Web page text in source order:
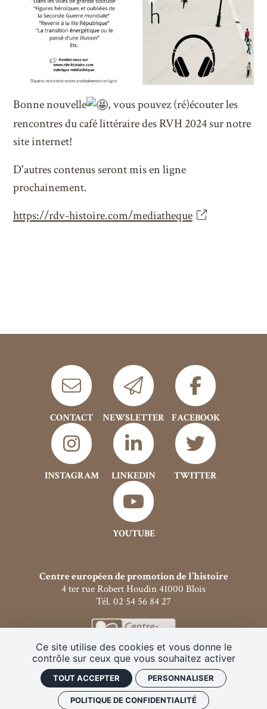
Ce site utilise des cookies et vous donne le
contrôle sur ceux que vous souhaitez activer
TOUT ACCEPTER PERSONNALISER
POLITIQUE DE CONFIDENTIALITÉ
Bonne nouvelle
, vous pouvez (ré)écouter les
rencontres du café littéraire des RVH 2024 sur notre
site internet!
D'autres contenus seront mis en ligne
prochainement.
https://rdv-histoire.com/mediatheque
CONTACT NEWSLETTER FACEBOOK
INSTAGRAM LINKEDIN TWITTER
YOUTUBE
Centre européen de promotion de l’histoire
4 ter rue Robert Houdin 41000 Blois
Tél. 02 54 56 84 27
Archives publication Programmes PDF Faire un donMentions légales
Plan de sitePolitique de confidentialitéGestion des cookies
Twitter
Youtube